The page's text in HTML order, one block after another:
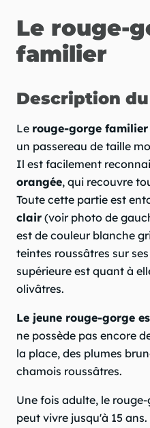
Le rouge-
familier
Description
Le rouge-gorge familier
un passereau de taille
Il est facilement
orangée, qui recouvre
Toute cette partie est
clair (voir photo de
est de couleur blanche
teintes roussâtres sur
supérieure est quant à
olivâtres.
Le jeune rouge-gorge
ne possède pas encore
la place, des plumes
chamois roussâtres.
Une fois adulte, le
peut vivre jusqu'à 15 ans.